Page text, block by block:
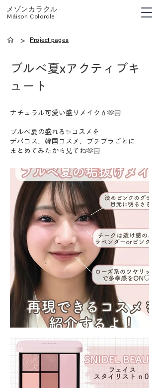
メゾンカラクル
Máison Colorcle
> Project pages
ブルべ夏xアクティブキ
ュート
ナチュラル可愛い盛りメイク💄🫶🏻
ブルベ夏の盛れる✨コスメを
デパコス、韓国コスメ、プチプラごとに
まとめてみたから見てね🫶🏻